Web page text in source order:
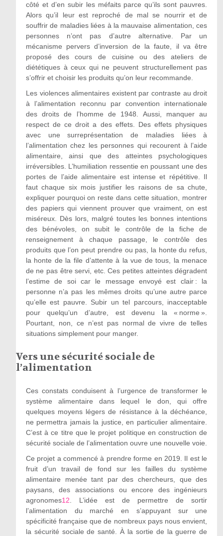
côté et d’en subir les méfaits parce qu’ils sont pauvres.
Alors qu’il leur est reproché de mal se nourrir et de
souffrir de maladies liées à la mauvaise alimentation, ces
personnes n’ont pas d’autre alternative. Par un
mécanisme pervers d’inversion de la faute, il va être
proposé des cours de cuisine ou des ateliers de
diététiques à ceux qui ne peuvent structurellement pas
s’offrir et choisir les produits qu’on leur recommande.
Les violences alimentaires existent par contraste au droit
à l’alimentation reconnu par convention internationale
des droits de l’homme de 1948. Aussi, manquer au
respect de ce droit a des effets. Des effets physiques
avec une surreprésentation de maladies liées à
l’alimentation chez les personnes qui recourent à l’aide
alimentaire, ainsi que des atteintes psychologiques
irréversibles. L’humiliation ressentie en poussant une des
portes de l’aide alimentaire est intense et répétitive. Il
faut chaque six mois justifier les raisons de sa chute,
expliquer pourquoi on reste dans cette situation, montrer
des papiers qui viennent prouver que vraiment, on est
miséreux. Dès lors, malgré toutes les bonnes intentions
des bénévoles, on subit le contrôle de la fiche de
renseignement à chaque passage, le contrôle des
produits que l’on peut prendre ou pas, la honte du refus,
la honte de la file d’attente à la vue de tous, la menace
de ne pas être servi, etc. Ces petites atteintes dégradent
l’estime de soi car le message envoyé est clair : la
personne n’a pas les mêmes droits qu’une autre parce
qu’elle est pauvre. Subir un tel parcours, inacceptable
pour quelqu’un d’autre, est devenu la « norme ».
Pourtant, non, ce n’est pas normal de vivre de telles
situations simplement pour manger.
Vers une sécurité sociale de
l’alimentation
Ces constats conduisent à l’urgence de transformer le
système alimentaire dans lequel le don, qui offre
quelques moyens légers de résistance à la déchéance,
ne permettra jamais la justice, en particulier alimentaire.
C’est à ce titre que le projet politique en construction de
sécurité sociale de l’alimentation ouvre une nouvelle voie.
Ce projet a commencé à prendre forme en 2019. Il est le
fruit d’un travail de fond sur les failles du système
alimentaire menée tant par des chercheurs, que des
paysans, des associations ou encore des ingénieurs
agronomes12 . L’idée est de permettre de sortir
l’alimentation du marché en s’appuyant sur une
spécificité française que de nombreux pays nous envient,
la sécurité sociale de santé. À la sortie de la guerre de